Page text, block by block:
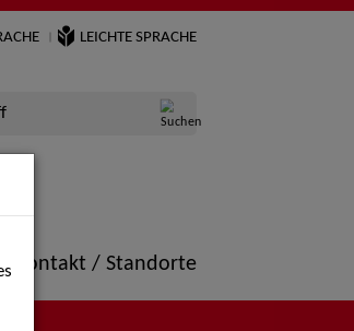
LEICHTE SPRACHE
Kontakt / Standorte